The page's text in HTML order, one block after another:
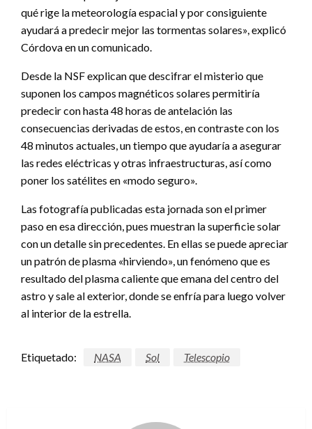
qué rige la meteorología espacial y por consiguiente
ayudará a predecir mejor las tormentas solares», explicó
Córdova en un comunicado.
Desde la NSF explican que descifrar el misterio que
suponen los campos magnéticos solares permitiría
predecir con hasta 48 horas de antelación las
consecuencias derivadas de estos, en contraste con los
48 minutos actuales, un tiempo que ayudaría a asegurar
las redes eléctricas y otras infraestructuras, así como
poner los satélites en «modo seguro».
Las fotografía publicadas esta jornada son el primer
paso en esa dirección, pues muestran la superficie solar
con un detalle sin precedentes. En ellas se puede apreciar
un patrón de plasma «hirviendo», un fenómeno que es
resultado del plasma caliente que emana del centro del
astro y sale al exterior, donde se enfría para luego volver
al interior de la estrella.
Etiquetado: NASA Sol Telescopio